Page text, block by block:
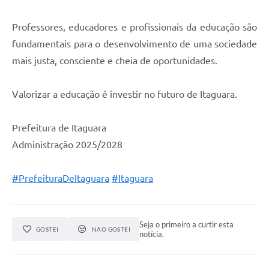
Professores, educadores e profissionais da educação são
fundamentais para o desenvolvimento de uma sociedade
mais justa, consciente e cheia de oportunidades.
Valorizar a educação é investir no futuro de Itaguara.
Prefeitura de Itaguara
Administração 2025/2028
#PrefeituraDeItaguara #Itaguara
GOSTEI NÃO GOSTEI
Seja o primeiro a curtir esta
notícia.